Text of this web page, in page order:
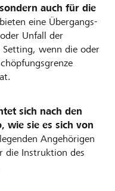
auch für die
eine Übergangs-
Unfall der
Setting, wenn die oder
sich nach den
wie sie es sich von
Angehörigen
die Instruktion des